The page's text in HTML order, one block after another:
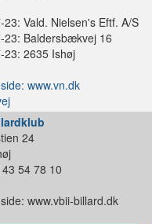
23: Vald. Nielsen's Eftf. A/S
23: Baldersbækvej 16
23: 2635 Ishøj
www.vn.dk
24
54 78 10
www.vbii-billard.dk